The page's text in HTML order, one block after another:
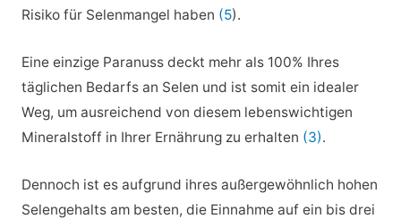
Risiko für Selenmangel haben (5).
Eine einzige Paranuss deckt mehr als 100% Ihres
täglichen Bedarfs an Selen und ist somit ein idealer
Weg, um ausreichend von diesem lebenswichtigen
Mineralstoff in Ihrer Ernährung zu erhalten (3).
Dennoch ist es aufgrund ihres außergewöhnlich hohen
Selengehalts am besten, die Einnahme auf ein bis drei